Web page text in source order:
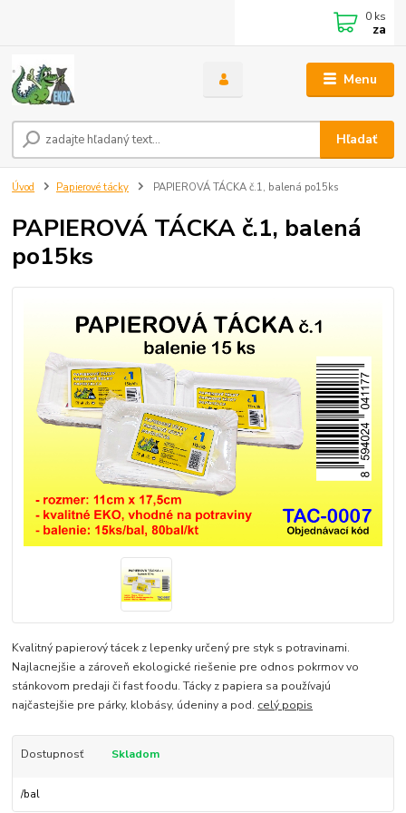
Menu
Hľadať
0 ks
za
Úvod Papierové tácky PAPIEROVÁ TÁCKA č.1, balená po15ks
PAPIEROVÁ TÁCKA č.1, balená
po15ks
Kvalitný papierový tácek z lepenky určený pre styk s potravinami.
Najlacnejšie a zároveň ekologické riešenie pre odnos pokrmov vo
stánkovom predaji či fast foodu. Tácky z papiera sa používajú
najčastejšie pre párky, klobásy, údeniny a pod. celý popis
Dostupnosť Skladom
/bal